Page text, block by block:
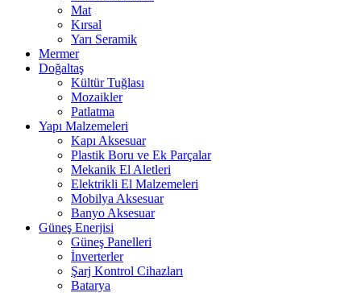
Mat
Kırsal
Yarı Seramik
Mermer
Doğaltaş
Kültür Tuğlası
Mozaikler
Patlatma
Yapı Malzemeleri
Kapı Aksesuar
Plastik Boru ve Ek Parçalar
Mekanik El Aletleri
Elektrikli El Malzemeleri
Mobilya Aksesuar
Banyo Aksesuar
Güneş Enerjisi
Güneş Panelleri
İnverterler
Şarj Kontrol Cihazları
Batarya